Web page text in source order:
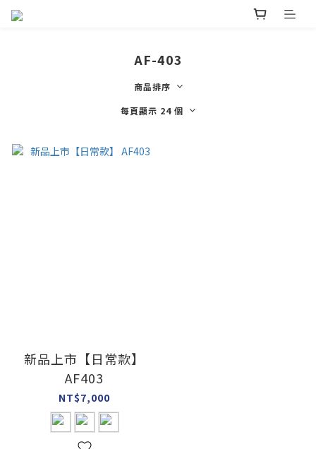
AF-403
商品排序
每頁顯示 24 個
新品上市【日常款】
AF403
NT$7,000